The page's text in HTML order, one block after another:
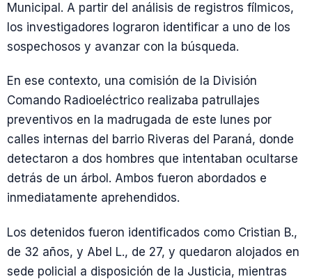
Municipal. A partir del análisis de registros fílmicos,
los investigadores lograron identificar a uno de los
sospechosos y avanzar con la búsqueda.
En ese contexto, una comisión de la División
Comando Radioeléctrico realizaba patrullajes
preventivos en la madrugada de este lunes por
calles internas del barrio Riveras del Paraná, donde
detectaron a dos hombres que intentaban ocultarse
detrás de un árbol. Ambos fueron abordados e
inmediatamente aprehendidos.
Los detenidos fueron identificados como Cristian B.,
de 32 años, y Abel L., de 27, y quedaron alojados en
sede policial a disposición de la Justicia, mientras